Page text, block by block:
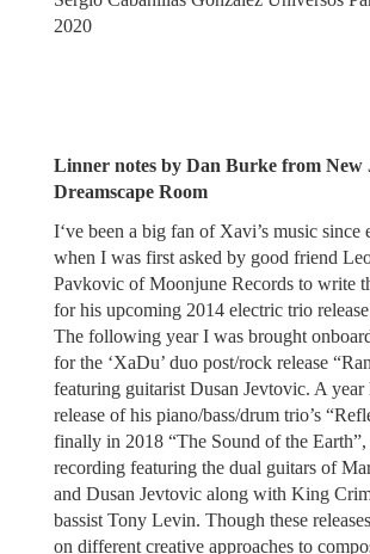
2020
Linner notes by Dan Burke from New
Dreamscape Room
I‘ve been a big fan of Xavi’s music since
when I was first asked by good friend
Pavkovic of Moonjune Records to write
for his upcoming 2014 electric trio
The following year I was brought
for the ‘XaDu’ duo post/rock release
featuring guitarist Dusan Jevtovic. A year
release of his piano/bass/drum trio’s
finally in 2018 “The Sound of the Earth”,
recording featuring the dual guitars of
and Dusan Jevtovic along with King
bassist Tony Levin. Though these
on different creative approaches to